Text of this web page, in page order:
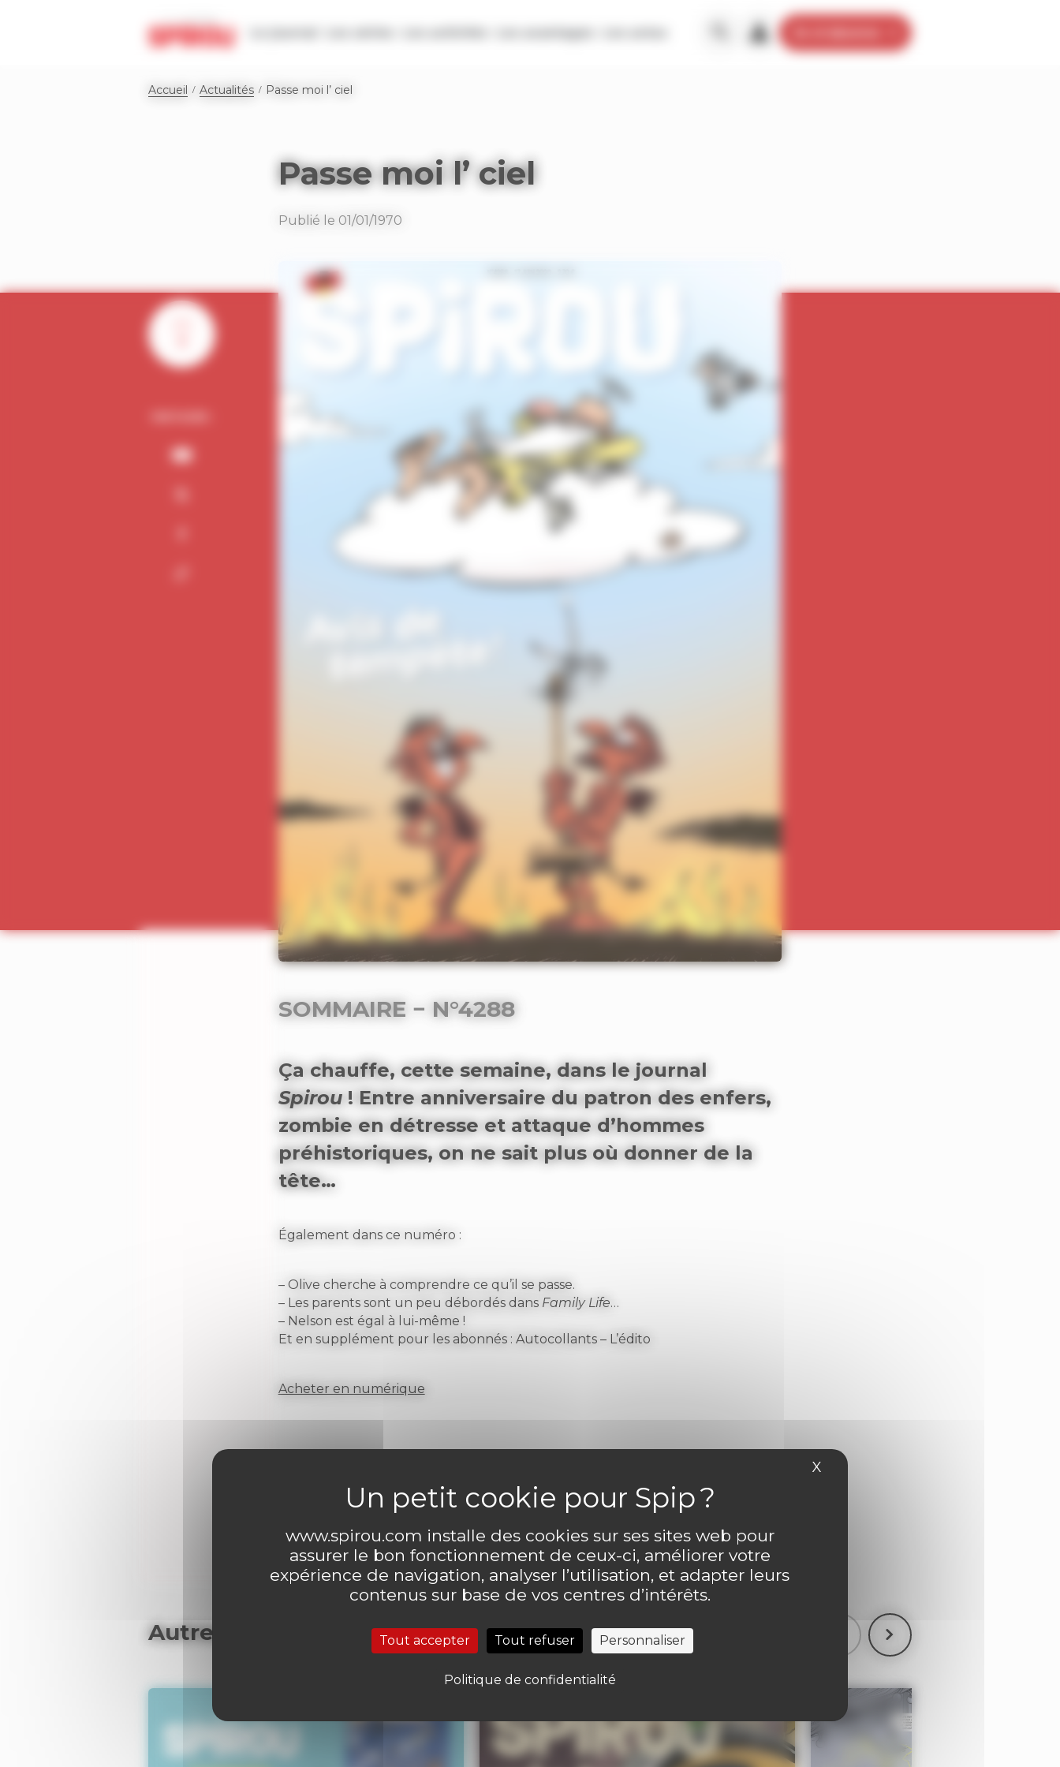
www.spirou.com installe des cookies sur ses sites web pour
assurer le bon fonctionnement de ceux-ci, améliorer votre
expérience de navigation, analyser l’utilisation, et adapter leurs
contenus sur base de vos centres d’intérêts.
Tout accepter Tout refuser Personnaliser
Politique de confidentialité
X Masquer le bandeau des cookies
Accueil Actualités Passe moi l’ ciel
Passe moi l’ ciel
Publié le 01/01/1970
SOMMAIRE − N°4288
Ça chauffe, cette semaine, dans le journal
Spirou! Entre anniversaire du patron des enfers,
zombie en détresse et attaque d’hommes
préhistoriques, on ne sait plus où donner de la
tête…
Également dans ce numéro :
– Olive cherche à comprendre ce qu’il se passe.
– Les parents sont un peu débordés dans Family Life…
– Nelson est égal à lui-même !
Et en supplément pour les abonnés : Autocollants – L’édito
Acheter en numérique
0 commentaire Laisser un commentaire
Autres articles